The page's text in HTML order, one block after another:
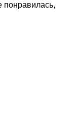
понравилась,